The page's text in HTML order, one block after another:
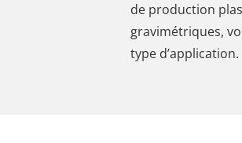
de production
gravimétriques,
type d’application.